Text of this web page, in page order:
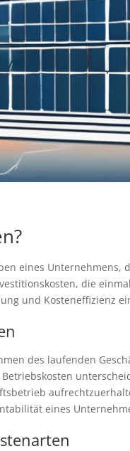
eines
die
und Kosteneffizienz
des laufenden
eines